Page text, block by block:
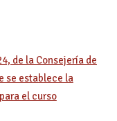
de la Consejería de
se establece la
el curso